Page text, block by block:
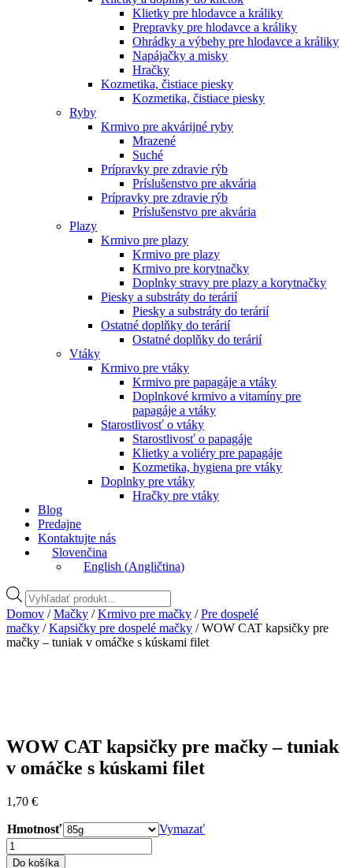
Klietky pre hlodavce a králiky
Prepravky pre hlodavce a králiky
Ohrádky a výbehy pre hlodavce a králiky
Napájačky a misky
Hračky
Kozmetika, čistiace piesky
Kozmetika, čistiace piesky
Ryby
Krmivo pre akvárijné ryby
Mrazené
Suché
Prípravky pre zdravie rýb
Príslušenstvo pre akvária
Prípravky pre zdravie rýb
Príslušenstvo pre akvária
Plazy
Krmivo pre plazy
Krmivo pre plazy
Krmivo pre korytnačky
Doplnky stravy pre plazy a korytnačky
Piesky a substráty do terárií
Piesky a substráty do terárií
Ostatné doplňky do terárií
Ostatné doplňky do terárií
Vtáky
Krmivo pre vtáky
Krmivo pre papagáje a vtáky
Doplnkové krmivo a vitamíny pre
papagáje a vtáky
Starostlivosť o vtáky
Starostlivosť o papagáje
Klietky a voliéry pre papagáje
Kozmetika, hygiena pre vtáky
Doplnky pre vtáky
Hračky pre vtáky
Blog
Predajne
Kontaktujte nás
Slovenčina
English (Angličtina)
Vyhľadávanie
produktov
Domov /Mačky /Krmivo pre mačky /Pre dospelé
mačky /Kapsičky pre dospelé mačky / WOW CAT kapsičky pre
mačky – tuniak v omáčke s kúskami filet
WOW CAT kapsičky pre mačky – tuniak
v omáčke s kúskami filet
1,70 €
Hmotnosť
Vymazať
množstvo
WOW
Do košíka